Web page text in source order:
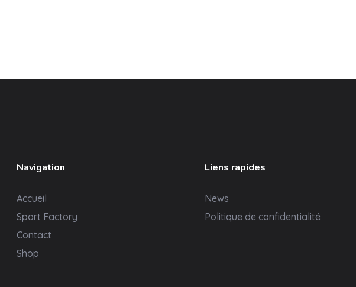
Navigation
Accueil
Sport Factory
Contact
Shop
Liens rapides
News
Politique de confidentialité